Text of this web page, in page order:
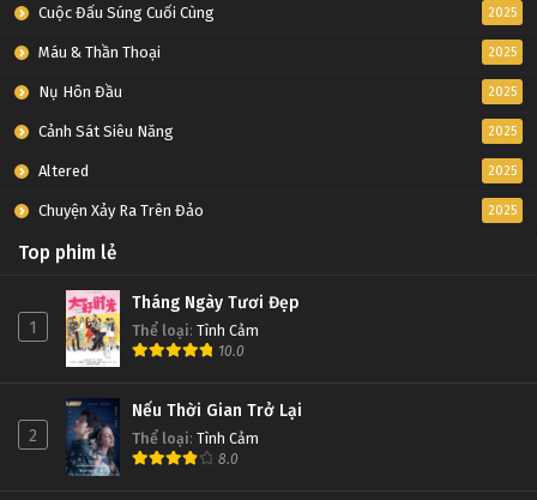
Cuộc Đấu Súng Cuối Cùng 2025
Máu & Thần Thoại 2025
Nụ Hôn Đầu 2025
Cảnh Sát Siêu Năng 2025
Altered 2025
Chuyện Xảy Ra Trên Đảo 2025
Top phim lẻ
1
Tháng Ngày Tươi Đẹp
Thể loại: Tình Cảm
10.0
2
Nếu Thời Gian Trở Lại
Thể loại: Tình Cảm
8.0